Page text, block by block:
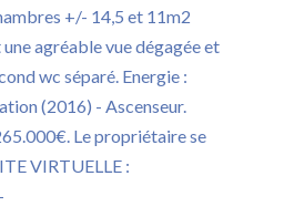
+/- 14,5 et 11m2
agréable vue dégagée et
wc séparé. Energie :
(2016) - Ascenseur.
Le propriétaire se
VIRTUELLE :